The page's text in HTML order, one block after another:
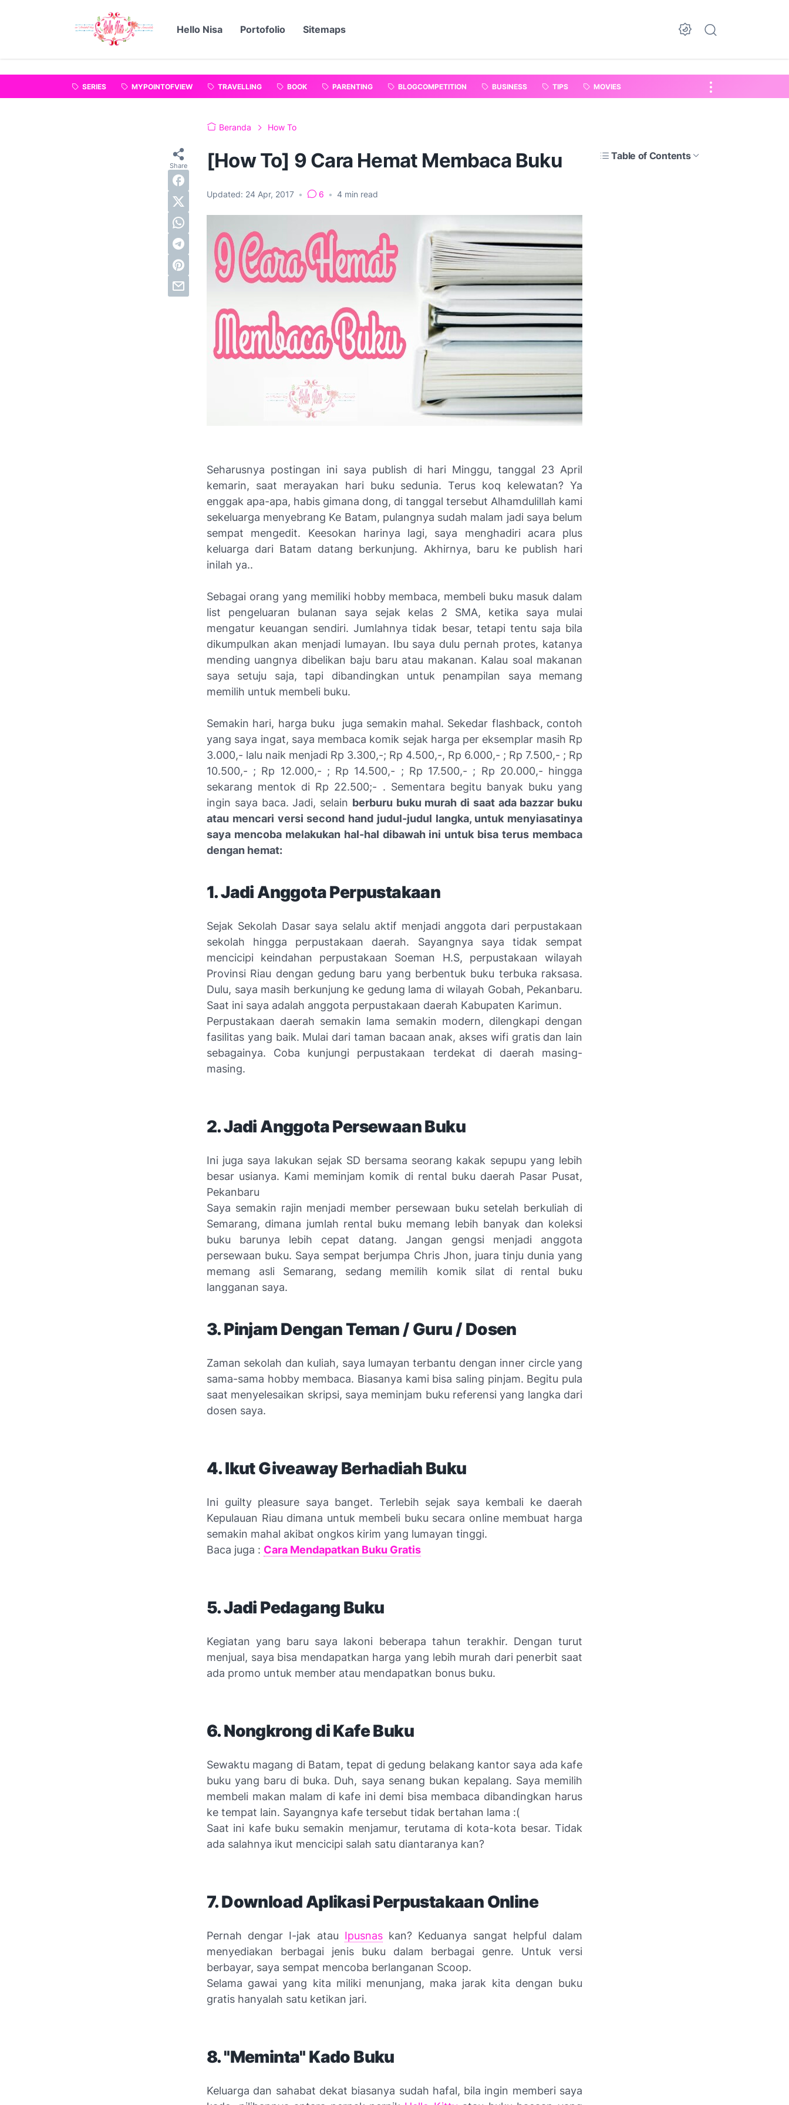
Hello Nisa Portofolio Sitemaps
SERIES MYPOINTOFVIEW TRAVELLING BOOK PARENTING BLOGCOMPETITION BUSINESS TIPS MOVIES
Beranda How To
[How To] 9 Cara Hemat Membaca Buku
Updated: 24 Apr, 2017 • 6 • 4 min read
Table of Contents
Seharusnya postingan ini saya publish di hari Minggu, tanggal 23 April
kemarin, saat merayakan hari buku sedunia. Terus koq kelewatan? Ya
enggak apa-apa, habis gimana dong, di tanggal tersebut Alhamdulillah kami
sekeluarga menyebrang Ke Batam, pulangnya sudah malam jadi saya belum
sempat mengedit. Keesokan harinya lagi, saya menghadiri acara plus
keluarga dari Batam datang berkunjung. Akhirnya, baru ke publish hari
inilah ya..
Sebagai orang yang memiliki hobbymembaca, membeli buku masuk dalam
list pengeluaran bulanan saya sejak kelas 2 SMA, ketika saya mulai
mengatur keuangan sendiri. Jumlahnya tidak besar, tetapi tentu saja bila
dikumpulkan akan menjadi lumayan. Ibu saya dulu pernah protes, katanya
mending uangnya dibelikan baju baru atau makanan. Kalau soal makanan
saya setuju saja, tapi dibandingkan untuk penampilan saya memang
memilih untuk membeli buku.
Semakin hari, harga buku juga semakin mahal. Sekedar flashback, contoh
yang saya ingat, saya membaca komik sejak harga per eksemplar masih Rp
3.000,- lalu naik menjadi Rp 3.300,-; Rp 4.500,-, Rp 6.000,- ; Rp 7.500,- ; Rp
10.500,- ; Rp 12.000,- ; Rp 14.500,- ; Rp 17.500,- ; Rp 20.000,- hingga
sekarang mentok di Rp 22.500;- . Sementara begitu banyak buku yang
ingin saya baca. Jadi, selain berburu buku murah di saat ada bazzar buku
atau mencari versisecond hand judul-judul langka, untuk menyiasatinya
saya mencoba melakukan hal-hal dibawah ini untuk bisa terus membaca
dengan hemat:
1. Jadi Anggota Perpustakaan
Sejak Sekolah Dasar saya selalu aktif menjadi anggota dari perpustakaan
sekolah hingga perpustakaan daerah. Sayangnya saya tidak sempat
mencicipi keindahan perpustakaan Soeman H.S, perpustakaan wilayah
Provinsi Riau dengan gedung baru yang berbentuk buku terbuka raksasa.
Dulu, saya masih berkunjung ke gedung lama di wilayah Gobah, Pekanbaru.
Saat ini saya adalah anggota perpustakaan daerah Kabupaten Karimun.
Perpustakaan daerah semakin lama semakin modern, dilengkapi dengan
fasilitas yang baik. Mulai dari taman bacaan anak, akses wifi gratis dan lain
sebagainya. Coba kunjungi perpustakaan terdekat di daerah masing-
masing.
2. Jadi Anggota Persewaan Buku
Ini juga saya lakukan sejak SD bersama seorang kakak sepupu yang lebih
besar usianya. Kami meminjam komik di rental buku daerah Pasar Pusat,
Pekanbaru
Saya semakin rajin menjadi member persewaan buku setelah berkuliah di
Semarang, dimana jumlah rental buku memang lebih banyak dan koleksi
buku barunya lebih cepat datang. Jangan gengsi menjadi anggota
persewaan buku. Saya sempat berjumpa Chris Jhon, juara tinju dunia yang
memang asli Semarang, sedang memilih komik silat di rental buku
langganan saya.
3. Pinjam Dengan Teman / Guru / Dosen
Zaman sekolah dan kuliah, saya lumayan terbantu dengan inner circleyang
sama-sama hobby membaca. Biasanya kami bisa saling pinjam. Begitu pula
saat menyelesaikan skripsi, saya meminjam buku referensi yang langka dari
dosen saya.
4. IkutGiveawayBerhadiah Buku
Ini guilty pleasure saya banget. Terlebih sejak saya kembali ke daerah
Kepulauan Riau dimana untuk membeli buku secara online membuat harga
semakin mahal akibat ongkos kirim yang lumayan tinggi.
Baca juga : Cara Mendapatkan Buku Gratis
5. Jadi Pedagang Buku
Kegiatan yang baru saya lakoni beberapa tahun terakhir. Dengan turut
menjual, saya bisa mendapatkan harga yang lebih murah dari penerbit saat
ada promo untuk member atau mendapatkan bonus buku.
6.Nongkrong diKafeBuku
Sewaktu magang di Batam, tepat di gedung belakang kantor saya ada kafe
buku yang baru di buka. Duh, saya senang bukan kepalang. Saya memilih
membeli makan malam di kafe ini demi bisa membaca dibandingkan harus
ke tempat lain. Sayangnya kafe tersebut tidak bertahan lama :(
Saat ini kafebuku semakin menjamur, terutama di kota-kota besar. Tidak
ada salahnya ikut mencicipi salah satu diantaranya kan?
7.DownloadAplikasi Perpustakaan Online
Pernah dengar I-jak atau Ipusnaskan? Keduanya sangat helpful dalam
menyediakan berbagai jenis buku dalam berbagai genre. Untuk versi
berbayar, saya sempat mencoba berlanganan Scoop.
Selama gawai yang kita miliki menunjang, maka jarak kita dengan buku
gratis hanyalah satu ketikan jari.
8. "Meminta" Kado Buku
Keluarga dan sahabat dekat biasanya sudah hafal, bila ingin memberi saya